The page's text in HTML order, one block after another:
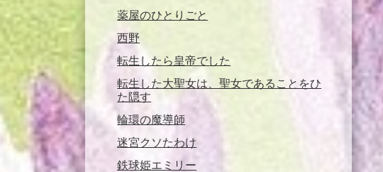
薬屋のひとりごと
西野
転生したら皇帝でした
転生した大聖女は、聖女であることをひ
た隠す
輪環の魔導師
迷宮クソたわけ
鉄球姫エミリー